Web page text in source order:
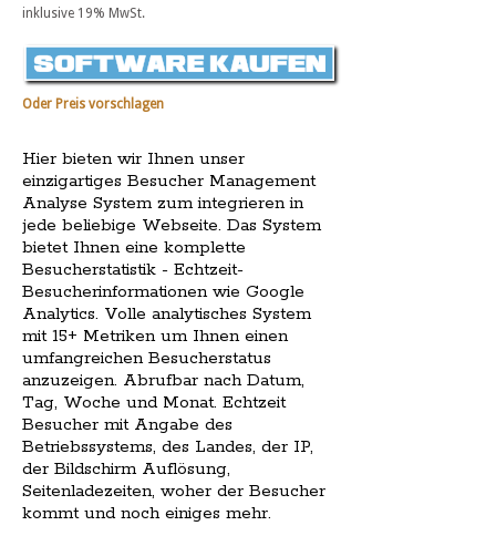
inklusive 19% MwSt.
Oder Preis vorschlagen
Hier bieten wir Ihnen unser
einzigartiges Besucher Management
Analyse System zum integrieren in
jede beliebige Webseite. Das System
bietet Ihnen eine komplette
Besucherstatistik - Echtzeit-
Besucherinformationen wie Google
Analytics. Volle analytisches System
mit 15+ Metriken um Ihnen einen
umfangreichen Besucherstatus
anzuzeigen. Abrufbar nach Datum,
Tag, Woche und Monat. Echtzeit
Besucher mit Angabe des
Betriebssystems, des Landes, der IP,
der Bildschirm Auflösung,
Seitenladezeiten, woher der Besucher
kommt und noch einiges mehr.